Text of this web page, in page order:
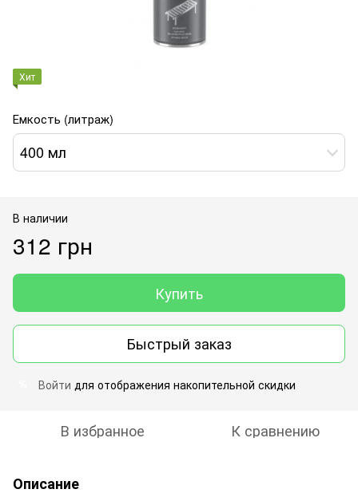
Хит
Емкость (литраж)
400 мл
В наличии
312 грн
Купить
Быстрый заказ
Войти для отображения накопительной скидки
В избранное К сравнению
Описание